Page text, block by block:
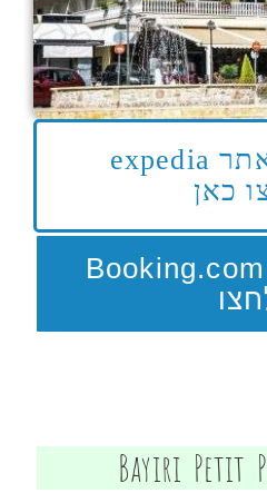
להזמנה מאתר expedia
כאן
להזמנה מ- Booking.com